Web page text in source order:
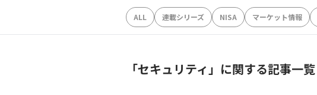
ALL 連載シリーズ NISA マーケット情報
「セキュリティ」に関する記事一覧